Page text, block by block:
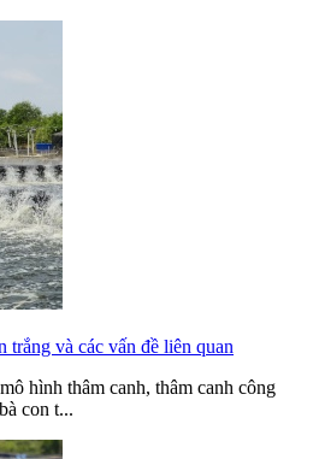
trắng và các vấn đề liên quan
hình thâm canh, thâm canh công
con t...